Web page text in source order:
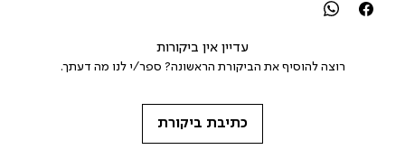
עדיין אין ביקורות
רוצה להוסיף את הביקורת הראשונה? ספר/י לנו מה דעתך.
כתיבת ביקורת